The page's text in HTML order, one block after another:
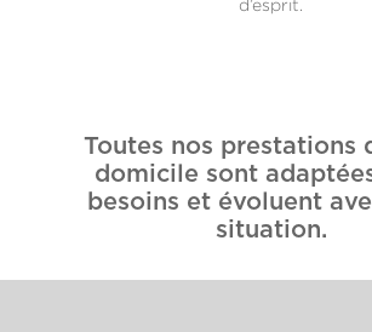
d’esprit.
Toutes nos prestations
domicile sont
besoins et évoluent
situation.